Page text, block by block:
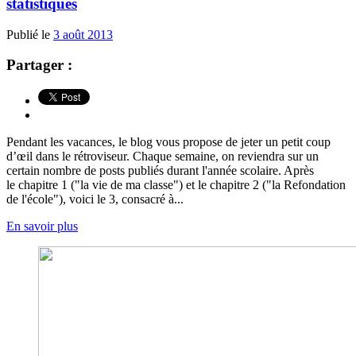
statistiques
Publié le 3 août 2013
Partager :
Pendant les vacances, le blog vous propose de jeter un petit coup
d’œil dans le rétroviseur. Chaque semaine, on reviendra sur un
certain nombre de posts publiés durant l'année scolaire. Après
le chapitre 1 ("la vie de ma classe") et le chapitre 2 ("la Refondation
de l'école"), voici le 3, consacré à...
En savoir plus